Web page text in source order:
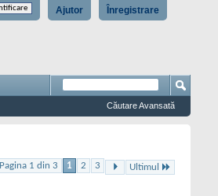
Înregistrare
Ajutor
Căutare Avansată
Pagina 1 din 3 1 2 3 Ultimul